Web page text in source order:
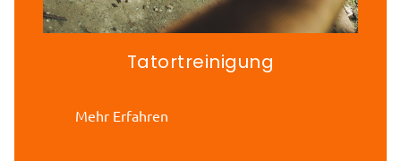
Tatortreinigung
Mehr Erfahren